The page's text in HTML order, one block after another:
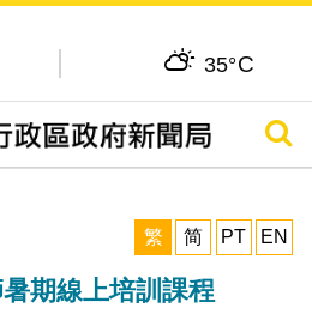
35°C
搜尋
繁
简 PT EN
期線上培訓課程